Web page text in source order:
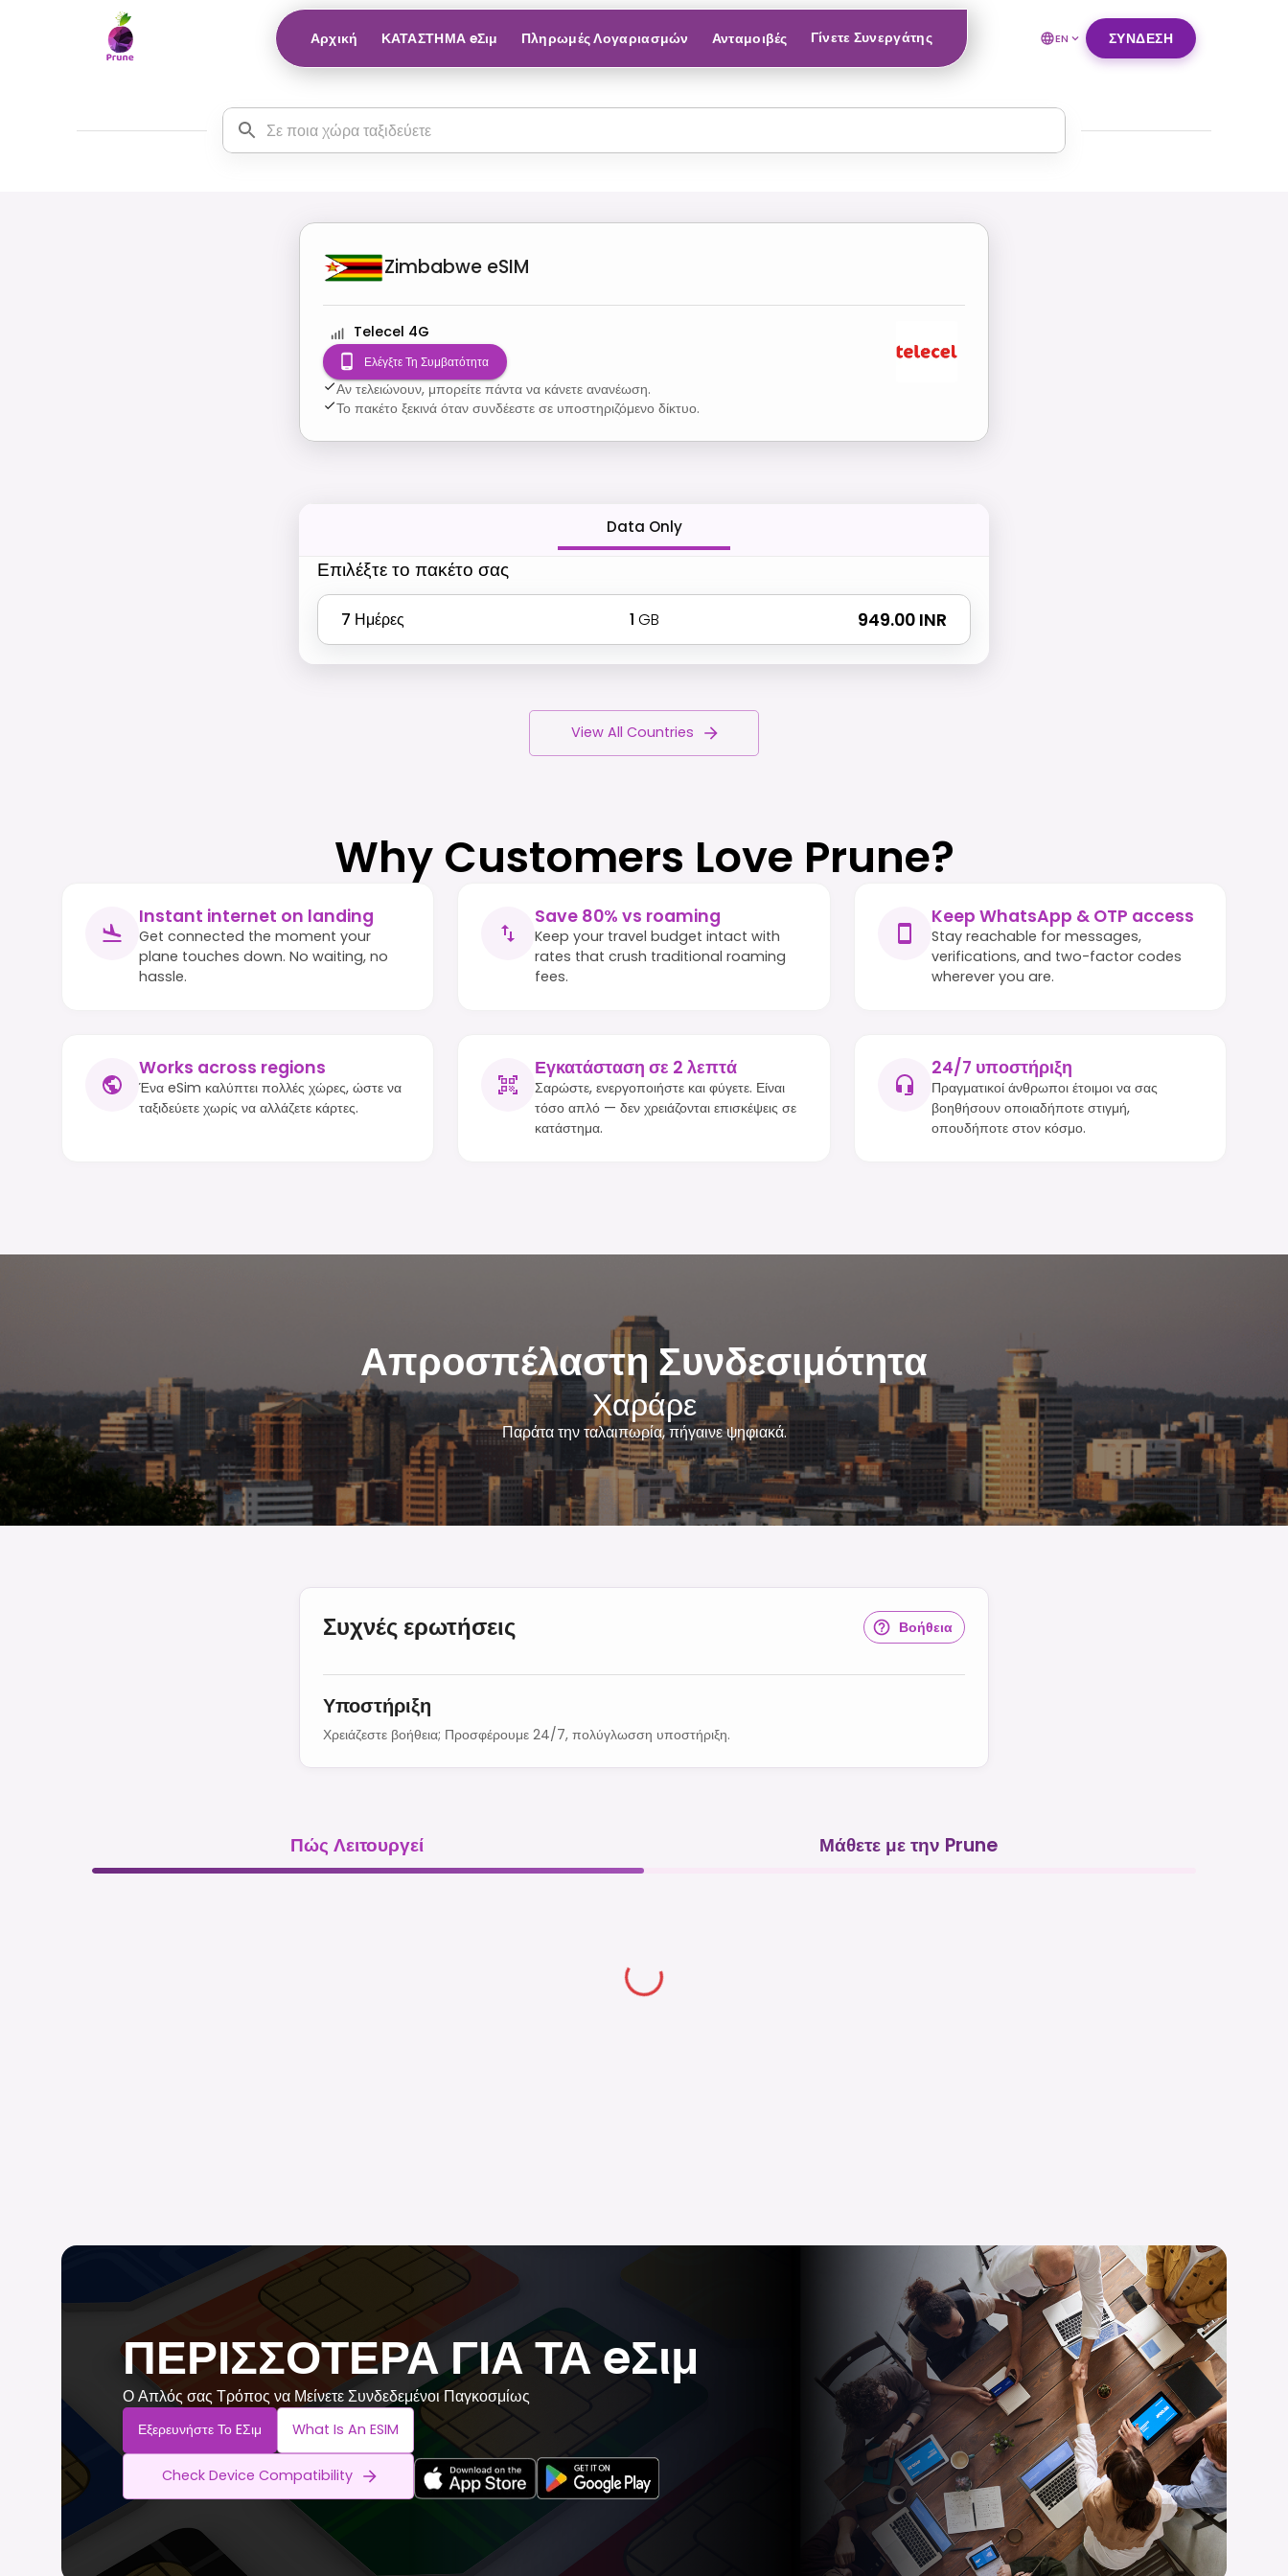
Αρχική ΚΑΤΑΣΤΗΜΑ eΣιμ Πληρωμές Λογαριασμών Ανταμοιβές Γίνετε Συνεργάτης EN ΣΎΝΔΕΣΗ
Zimbabwe eSIM
Telecel 4G
Ελέγξτε Τη Συμβατότητα
Αν τελειώνουν, μπορείτε πάντα να κάνετε ανανέωση.
Το πακέτο ξεκινά όταν συνδέεστε σε υποστηριζόμενο δίκτυο.
Data Only
Επιλέξτε το πακέτο σας
7 Ημέρες 1 GB ₹ 949.00 INR
View All Countries
Why Customers Love Prune?
Instant internet on landing
Get connected the moment your
plane touches down. No waiting, no
hassle.
Save 80% vs roaming
Keep your travel budget intact with
rates that crush traditional roaming
fees.
Keep WhatsApp & OTP access
Stay reachable for messages,
verifications, and two-factor codes
wherever you are.
Works across regions
Ένα eSim καλύπτει πολλές χώρες, ώστε να
ταξιδεύετε χωρίς να αλλάζετε κάρτες.
Εγκατάσταση σε 2 λεπτά
Σαρώστε, ενεργοποιήστε και φύγετε. Είναι
τόσο απλό — δεν χρειάζονται επισκέψεις σε
κατάστημα.
24/7 υποστήριξη
Πραγματικοί άνθρωποι έτοιμοι να σας
βοηθήσουν οποιαδήποτε στιγμή,
οπουδήποτε στον κόσμο.
Απροσπέλαστη Συνδεσιμότητα
Χαράρε
Παράτα την ταλαιπωρία, πήγαινε ψηφιακά.
Συχνές ερωτήσεις Βοήθεια
Υποστήριξη
Χρειάζεστε βοήθεια; Προσφέρουμε 24/7, πολύγλωσση υποστήριξη.
Πώς Λειτουργεί Μάθετε με την Prune
ΠΕΡΙΣΣΟΤΕΡΑ ΓΙΑ ΤΑ eΣιμ
Ο Απλός σας Τρόπος να Μείνετε Συνδεδεμένοι Παγκοσμίως
Εξερευνήστε Το EΣιμ What Is An ESIM
Check Device Compatibility